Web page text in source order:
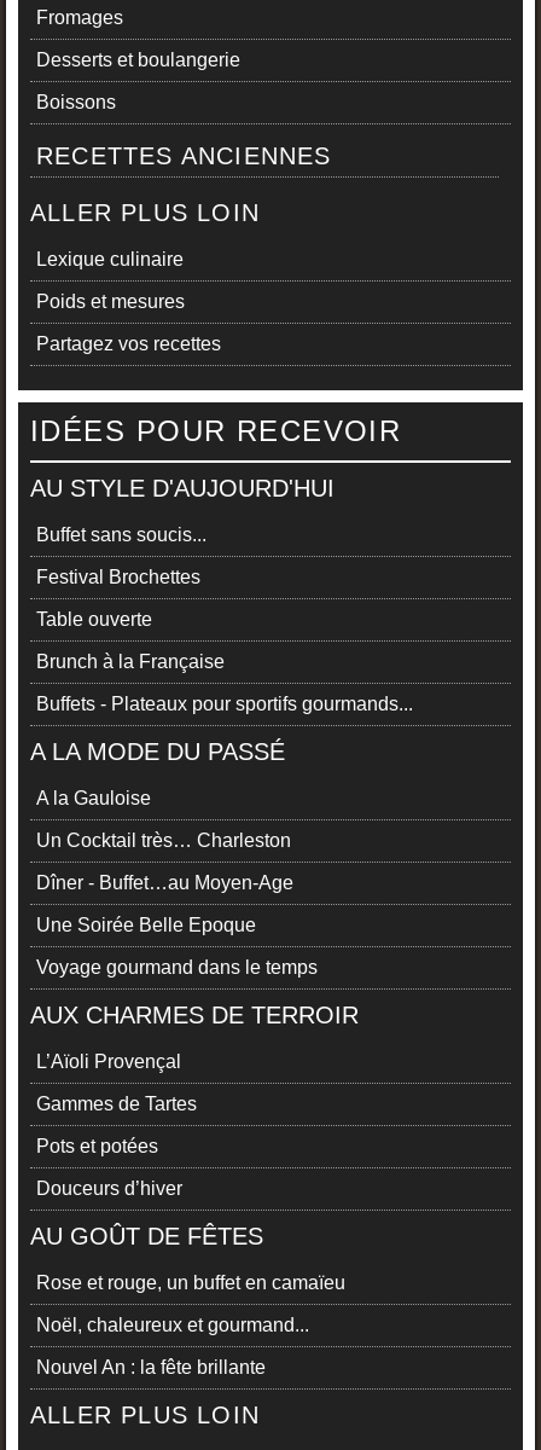
Fromages
Desserts et boulangerie
Boissons
RECETTES ANCIENNES
ALLER PLUS LOIN
Lexique culinaire
Poids et mesures
Partagez vos recettes
IDÉES POUR RECEVOIR
AU STYLE D'AUJOURD'HUI
Buffet sans soucis...
Festival Brochettes
Table ouverte
Brunch à la Française
Buffets - Plateaux pour sportifs gourmands...
A LA MODE DU PASSÉ
A la Gauloise
Un Cocktail très… Charleston
Dîner - Buffet…au Moyen-Age
Une Soirée Belle Epoque
Voyage gourmand dans le temps
AUX CHARMES DE TERROIR
L’Aïoli Provençal
Gammes de Tartes
Pots et potées
Douceurs d’hiver
AU GOÛT DE FÊTES
Rose et rouge, un buffet en camaïeu
Noël, chaleureux et gourmand...
Nouvel An : la fête brillante
ALLER PLUS LOIN